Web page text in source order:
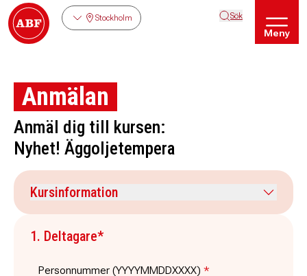
Stockholm Sök
Meny
Anmälan
Anmäl dig till kursen:
Nyhet! Äggoljetempera
Kursinformation
Kursdatum
10 oktober 2026
1. Deltagare*
Personnummer (YYYYMMDDXXXX) *